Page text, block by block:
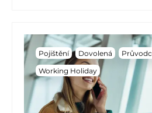
Pojištění Dovolená
Working Holiday